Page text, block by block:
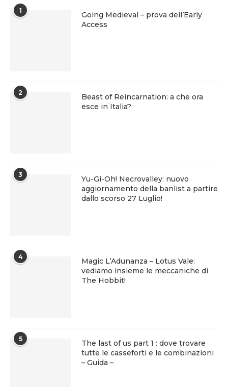
1
Going Medieval – prova dell’Early
Access
2
Beast of Reincarnation: a che ora
esce in Italia?
3
Yu-Gi-Oh! Necrovalley: nuovo
aggiornamento della banlist a partire
dallo scorso 27 Luglio!
4
Magic L’Adunanza – Lotus Vale:
vediamo insieme le meccaniche di
The Hobbit!
5
The last of us part 1 : dove trovare
tutte le casseforti e le combinazioni
– Guida –